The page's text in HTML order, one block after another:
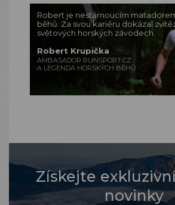
Robert je nestárnoucím
běhů. Za svou kariéru dokázal
světových horských závodech.
Robert Krupička
AMBASADOR RUNSPORT.CZ
A LEGENDA HORSKÝCH BĚHŮ
Získejte
novinky